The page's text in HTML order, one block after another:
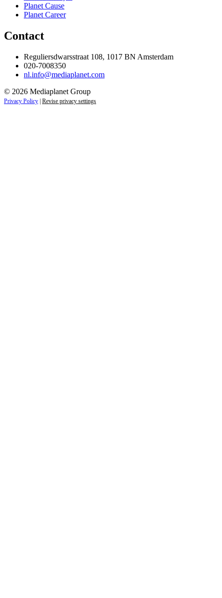
Planet Cause
Planet Career
Contact
Reguliersdwarsstraat 108, 1017 BN Amsterdam
020-7008350
nl.info@mediaplanet.com
© 2026 Mediaplanet Group
Privacy Policy | Revise privacy settings